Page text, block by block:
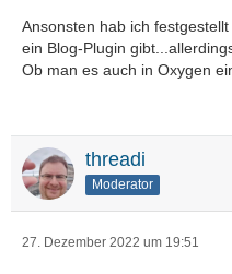
Ansonsten hab ich
ein Blog-Plugin
Ob man es auch in Oxygen
threadi
Moderator
27. Dezember 2022 um 19:51